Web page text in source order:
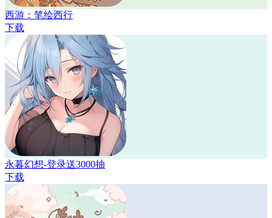
西游：笔绘西行
下载
永暮幻想-登录送3000抽
下载